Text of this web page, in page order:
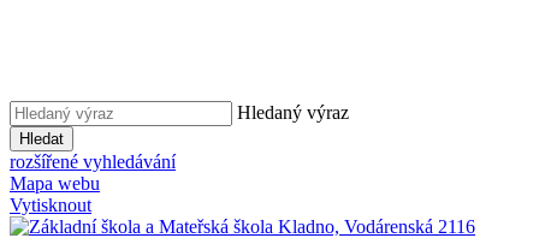
Hledaný výraz
Hledat
rozšířené vyhledávání
Mapa webu
Vytisknout